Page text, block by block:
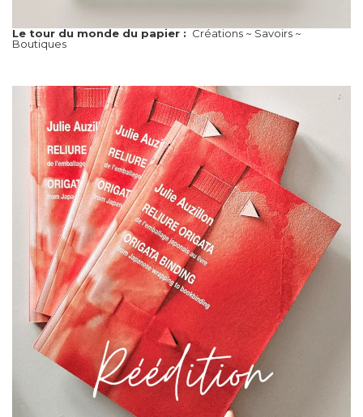
Le tour du monde du papier : Créations ~ Savoirs ~
Boutiques